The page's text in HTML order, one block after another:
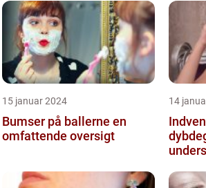
for d...
15 januar 2024
Bumser på ballerne en
omfattende oversigt
14